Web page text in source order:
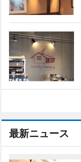
最新ニュース